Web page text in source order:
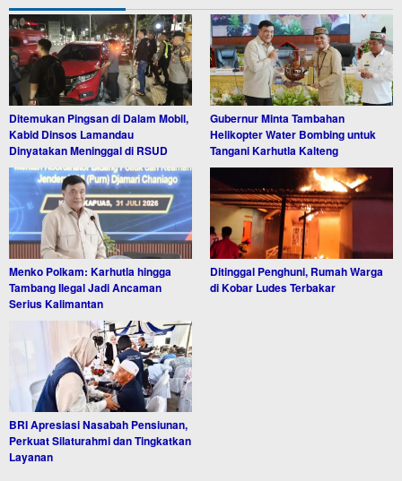
Ditemukan Pingsan di Dalam Mobil,
Kabid Dinsos Lamandau
Dinyatakan Meninggal di RSUD
Gubernur Minta Tambahan
Helikopter Water Bombing untuk
Tangani Karhutla Kalteng
Menko Polkam: Karhutla hingga
Tambang Ilegal Jadi Ancaman
Serius Kalimantan
Ditinggal Penghuni, Rumah Warga
di Kobar Ludes Terbakar
BRI Apresiasi Nasabah Pensiunan,
Perkuat Silaturahmi dan Tingkatkan
Layanan